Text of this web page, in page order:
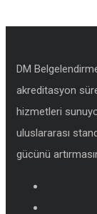
DM
akreditasyon
hizmetleri
uluslararası
gücünü